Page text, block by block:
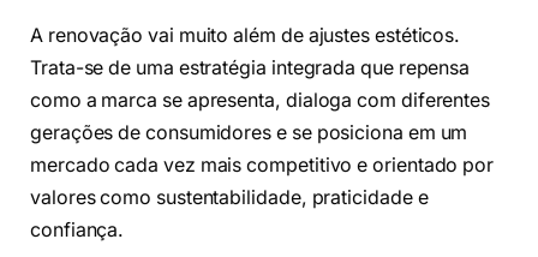
A renovação vai muito além de ajustes estéticos.
Trata-se de uma estratégia integrada que repensa
como a marca se apresenta, dialoga com diferentes
gerações de consumidores e se posiciona em um
mercado cada vez mais competitivo e orientado por
valores como sustentabilidade, praticidade e
confiança.